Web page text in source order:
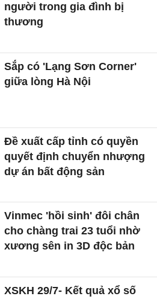
người trong gia đình bị
thương
Sắp có 'Lạng Sơn Corner'
giữa lòng Hà Nội
Đề xuất cấp tỉnh có quyền
quyết định chuyển nhượng
dự án bất động sản
Vinmec 'hồi sinh' đôi chân
cho chàng trai 23 tuổi nhờ
xương sên in 3D độc bản
XSKH 29/7- Kết quả xổ số